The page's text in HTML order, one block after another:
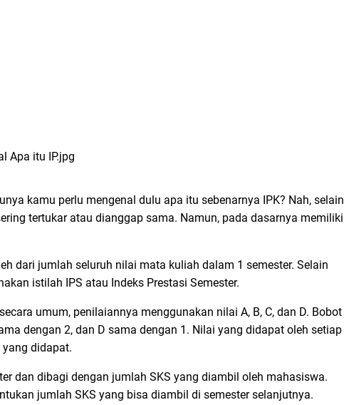
kamu perlu mengenal dulu apa itu sebenarnya IPK? Nah, selain
tertukar atau dianggap sama. Namun, pada dasarnya memiliki
dari jumlah seluruh nilai mata kuliah dalam 1 semester. Selain
istilah IPS atau Indeks Prestasi Semester.
umum, penilaiannya menggunakan nilai A, B, C, dan D. Bobot
dengan 2, dan D sama dengan 1. Nilai yang didapat oleh setiap
didapat.
dan dibagi dengan jumlah SKS yang diambil oleh mahasiswa.
jumlah SKS yang bisa diambil di semester selanjutnya.